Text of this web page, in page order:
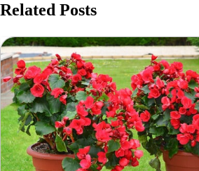
Related Posts